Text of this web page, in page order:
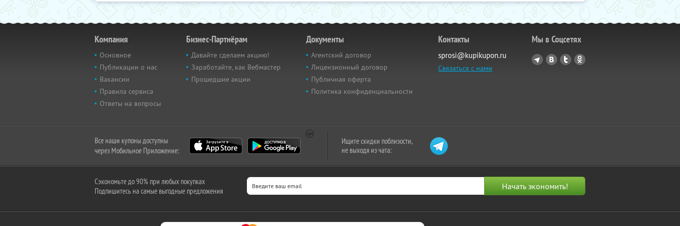
Компания
Основное
Публикации о нас
Вакансии
Правила сервиса
Ответы на вопросы
Бизнес-Партнёрам
Давайте сделаем акцию!
Заработайте, как Вебмастер
Прошедшие акции
Документы
Агентский договор
Лицензионный договор
Публичная оферта
Политика конфиденциальности
Контакты
sprosi@kupikupon.ru
Связаться с нами
Мы в Соцсетях
Все наши купоны доступны
через Мобильное Приложение:
Ищите скидки поблизости,
не выходя из чата:
Сэкономьте до 90% при любых покупках
Подпишитесь на самые выгодные предложения